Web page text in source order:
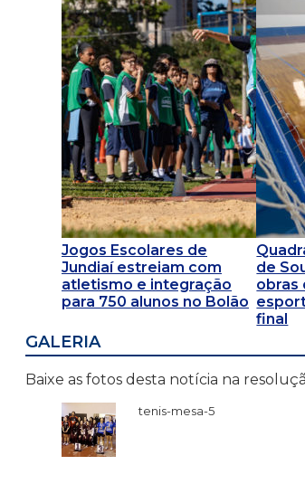
Jogos Escolares de
Jundiaí estreiam com
atletismo e integração
para 750 alunos no Bolão
de
obras
final
GALERIA
Baixe as fotos desta notícia na
tenis-mesa-5